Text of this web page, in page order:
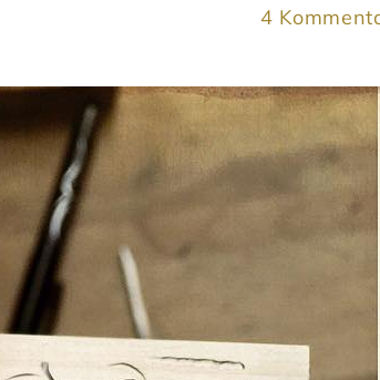
4